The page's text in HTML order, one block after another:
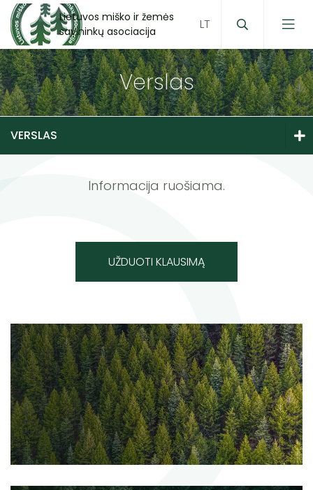
Medžioklė
Miškas
Projektai
Lietuvos miško ir žemės
savininkų asociacija
Verslas
VERSLAS
Medžioklė
Aplinkosauga
Politika
Įvairenybės
Projektai
Informacija ruošiama.
UŽDUOTI KLAUSIMĄ